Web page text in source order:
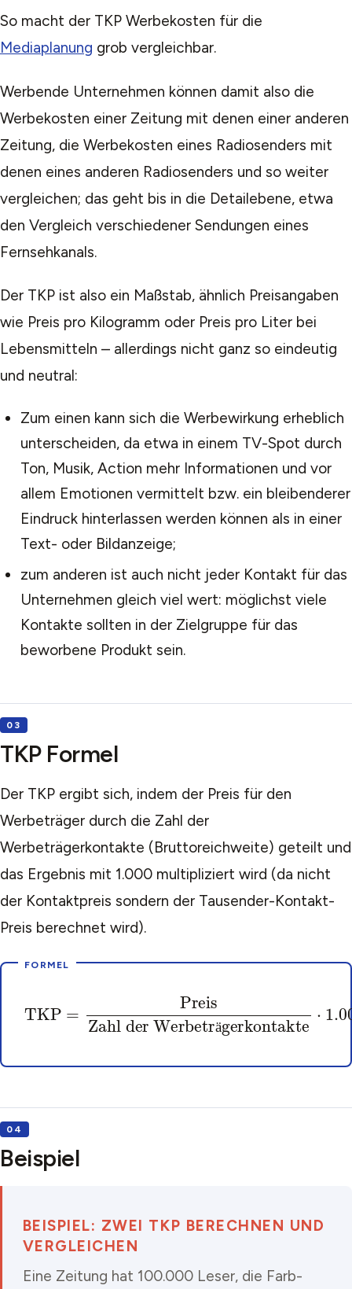
So macht der TKP Werbekosten für die
Mediaplanung grob vergleichbar.
Werbende Unternehmen können damit also die
Werbekosten einer Zeitung mit denen einer anderen
Zeitung, die Werbekosten eines Radiosenders mit
denen eines anderen Radiosenders und so weiter
vergleichen; das geht bis in die Detailebene, etwa
den Vergleich verschiedener Sendungen eines
Fernsehkanals.
Der TKP ist also ein Maßstab, ähnlich Preisangaben
wie Preis pro Kilogramm oder Preis pro Liter bei
Lebensmitteln – allerdings nicht ganz so eindeutig
und neutral:
Zum einen kann sich die Werbewirkung erheblich
unterscheiden, da etwa in einem TV-Spot durch
Ton, Musik, Action mehr Informationen und vor
allem Emotionen vermittelt bzw. ein bleibenderer
Eindruck hinterlassen werden können als in einer
Text- oder Bildanzeige;
zum anderen ist auch nicht jeder Kontakt für das
Unternehmen gleich viel wert: möglichst viele
Kontakte sollten in der Zielgruppe für das
beworbene Produkt sein.
TKP Formel
Der TKP ergibt sich, indem der Preis für den
Werbeträger durch die Zahl der
Werbeträgerkontakte (Bruttoreichweite) geteilt und
das Ergebnis mit 1.000 multipliziert wird (da nicht
der Kontaktpreis sondern der Tausender-Kontakt-
Preis berechnet wird).
ä
Preis
Zahl der Werbeträgerkontakte
Beispiel
BEISPIEL: ZWEI TKP BERECHNEN UND
VERGLEICHEN
Eine Zeitung hat 100.000 Leser, die Farb-